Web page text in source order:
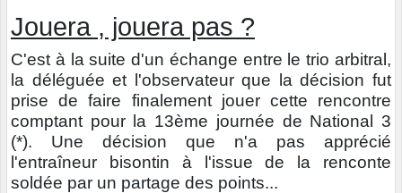
Jouera , jouera pas ?
C'est à la suite d'un échange entre le trio arbitral,
la déléguée et l'observateur que la décision fut
prise de faire finalement jouer cette rencontre
comptant pour la 13ème journée de National 3
(*). Une décision que n'a pas apprécié
l'entraîneur bisontin à l'issue de la renconte
soldée par un partage des points...